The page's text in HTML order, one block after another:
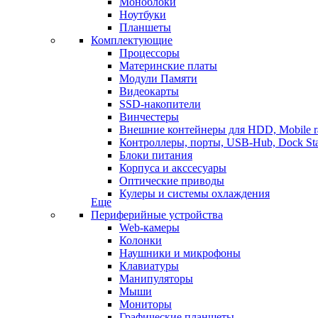
Ноутбуки
Планшеты
Комплектующие
Процессоры
Материнские платы
Модули Памяти
Видеокарты
SSD-накопители
Винчестеры
Внешние контейнеры для HDD, Mobile
Контроллеры, порты, USB-Hub, Dock
Блоки питания
Корпуса и акссесуары
Оптические приводы
Кулеры и системы охлаждения
Еще
Периферийные устройства
Web-камеры
Колонки
Наушники и микрофоны
Клавиатуры
Манипуляторы
Мыши
Мониторы